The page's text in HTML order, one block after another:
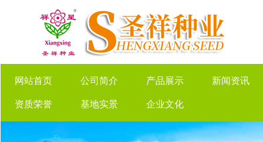
网站首页 公司简介 产品展示 新闻资讯
资质荣誉 基地实景 企业文化